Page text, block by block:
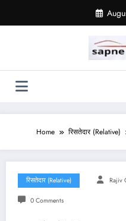
content
Home रिसतेदार (Relative)
रिसतेदार (Relative) Rajiv
0 Comments